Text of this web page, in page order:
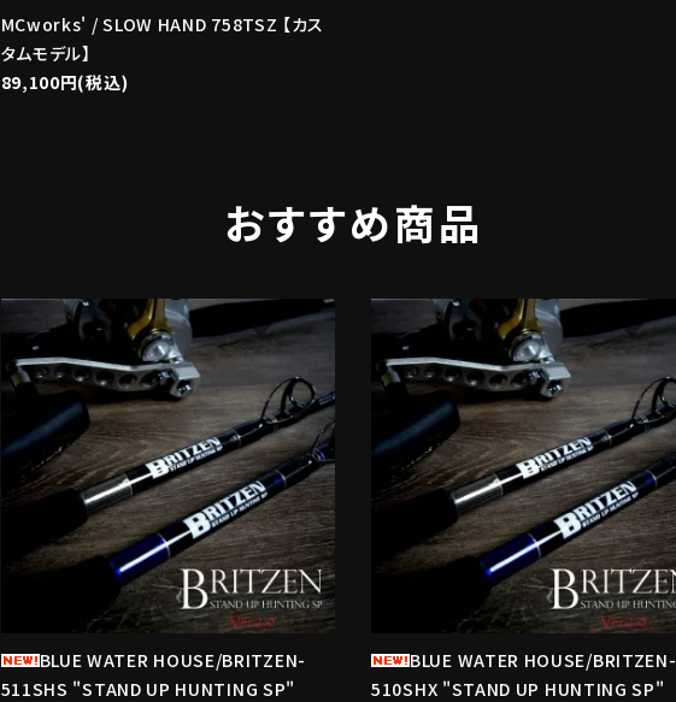
MCworks' / SLOW HAND 758TSZ 【カス
タムモデル】
89,100円(税込)
おすすめ商品
BLUE WATER HOUSE/BRITZEN-
511SHS "STAND UP HUNTING SP"
favorite
BLUE WATER HOUSE/BRITZEN-
510SHX "STAND UP HUNTING SP"
favorite